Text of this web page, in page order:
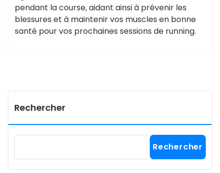
pendant la course, aidant ainsi à prévenir les
blessures et à maintenir vos muscles en bonne
santé pour vos prochaines sessions de running.
Rechercher
Rechercher